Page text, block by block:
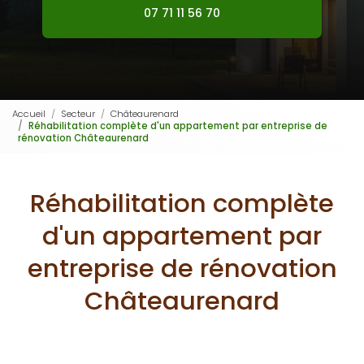
07 71 11 56 70
Accueil Secteur
Châteaurenard
Réhabilitation complète d'un appartement par entreprise de
rénovation Châteaurenard
Réhabilitation complète
d'un appartement par
entreprise de rénovation
Châteaurenard